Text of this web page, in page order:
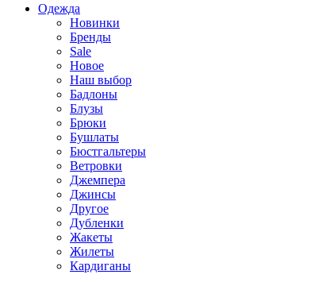
Одежда
Новинки
Бренды
Sale
Новое
Наш выбор
Бадлоны
Блузы
Брюки
Бушлаты
Бюстгальтеры
Ветровки
Джемпера
Джинсы
Другое
Дубленки
Жакеты
Жилеты
Кардиганы